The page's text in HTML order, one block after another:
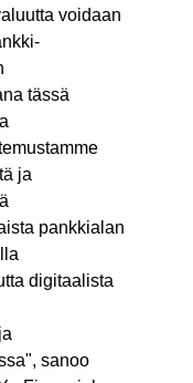
voidaan
tässä
ja
pankkialan
digitaalista
sanoo